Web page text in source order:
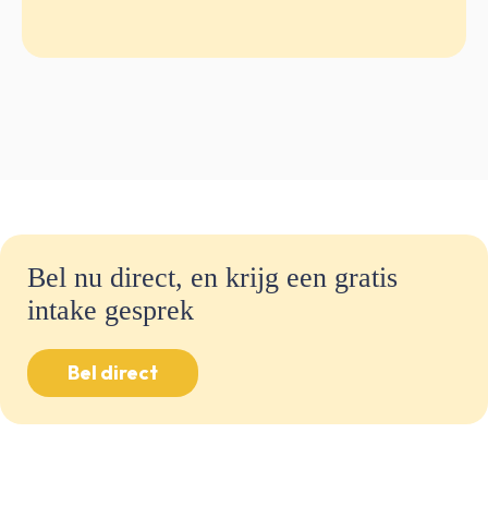
Bel nu direct, en krijg een gratis
intake gesprek
Bel direct